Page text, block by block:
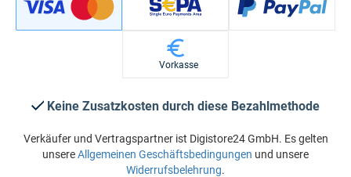
Vorkasse
Keine Zusatzkosten durch diese Bezahlmethode
Verkäufer und Vertragspartner ist Digistore24 GmbH. Es gelten
unsereAllgemeinen Geschäftsbedingungen und unsere
Widerrufsbelehrung.